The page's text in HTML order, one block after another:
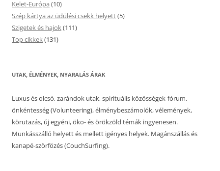
Kelet-Európa (10)
Szép kártya az üdülési csekk helyett(5)
Szigetek és hajok(111)
Top cikkek(131)
UTAK, ÉLMÉNYEK, NYARALÁS ÁRAK
Luxus és olcsó, zarándok utak, spirituális közösségek-fórum,
önkéntesség (Volunteering), élménybeszámolók, vélemények,
körutazás, új egyéni, öko- és örökzöld témák ingyenesen.
Munkásszálló helyett és mellett igényes helyek. Magánszállás és
kanapé-szörfözés (CouchSurfing).